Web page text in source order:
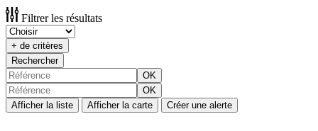
Filtrer les résultats
+ de critères
Rechercher
OK
OK
Afficher la liste
Afficher la carte Créer une alerte